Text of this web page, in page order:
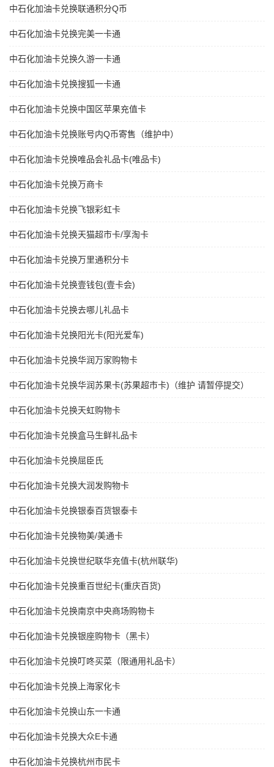
中石化加油卡兑换联通积分Q币
中石化加油卡兑换完美一卡通
中石化加油卡兑换久游一卡通
中石化加油卡兑换搜狐一卡通
中石化加油卡兑换中国区苹果充值卡
中石化加油卡兑换账号内Q币寄售（维护中）
中石化加油卡兑换唯品会礼品卡(唯品卡)
中石化加油卡兑换万商卡
中石化加油卡兑换飞银彩虹卡
中石化加油卡兑换天猫超市卡/享淘卡
中石化加油卡兑换万里通积分卡
中石化加油卡兑换壹钱包(壹卡会)
中石化加油卡兑换去哪儿礼品卡
中石化加油卡兑换阳光卡(阳光爱车)
中石化加油卡兑换华润万家购物卡
中石化加油卡兑换华润苏果卡(苏果超市卡)（维护 请暂停提交）
中石化加油卡兑换天虹购物卡
中石化加油卡兑换盒马生鲜礼品卡
中石化加油卡兑换屈臣氏
中石化加油卡兑换大润发购物卡
中石化加油卡兑换银泰百货银泰卡
中石化加油卡兑换物美/美通卡
中石化加油卡兑换世纪联华充值卡(杭州联华)
中石化加油卡兑换重百世纪卡(重庆百货)
中石化加油卡兑换南京中央商场购物卡
中石化加油卡兑换银座购物卡（黑卡）
中石化加油卡兑换叮咚买菜（限通用礼品卡）
中石化加油卡兑换上海家化卡
中石化加油卡兑换山东一卡通
中石化加油卡兑换大众E卡通
中石化加油卡兑换杭州市民卡